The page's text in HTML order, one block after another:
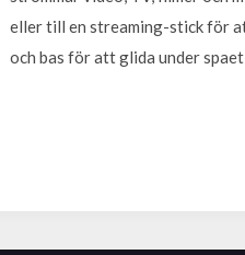
eller till en streaming-stick för
och bas för att glida under